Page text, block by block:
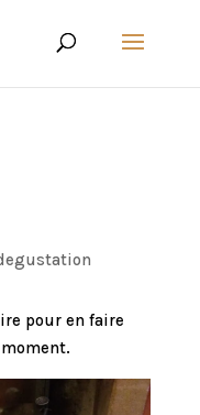
pour en faire